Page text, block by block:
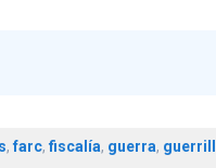
,farc, fiscalía, guerra,